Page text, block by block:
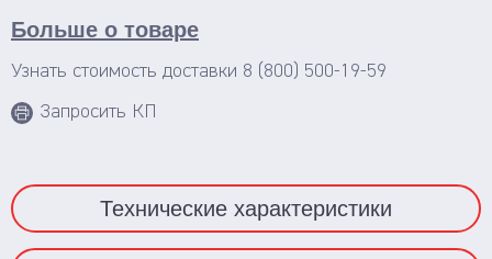
Больше о товаре
Узнать стоимость доставки 8 (800) 500-19-59
Запросить КП
Технические характеристики
Смотреть весь каталог